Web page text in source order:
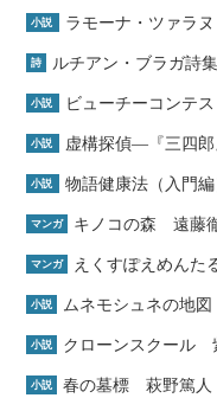
小説 ラモーナ・ツァラヌ
詩 ルチアン・ブラガ詩
小説 ビューチーコンテ
小説 虚構探偵―『三四
小説 物語健康法（入門
マンガ キノコの森 遠藤
マンガ えくすぽえめん
小説 ムネモシュネの地
小説 クローンスクール
小説 春の墓標 萩野篤人